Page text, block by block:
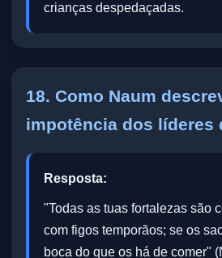
crianças despedaçadas.
18. Como Naum
impotência dos líderes
Resposta:
"Todas as tuas fortalezas são
com figos temporãos; se os
boca do que os há de comer"